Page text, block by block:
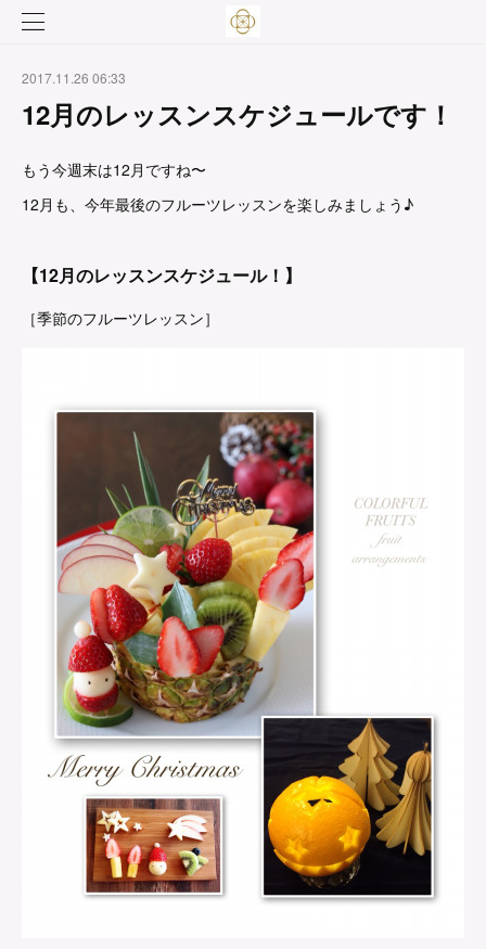
2017.11.26 06:33
12月のレッスンスケジュールです！
もう今週末は12月ですね〜
12月も、今年最後のフルーツレッスンを楽しみましょう♪
【12月のレッスンスケジュール！】
［季節のフルーツレッスン］